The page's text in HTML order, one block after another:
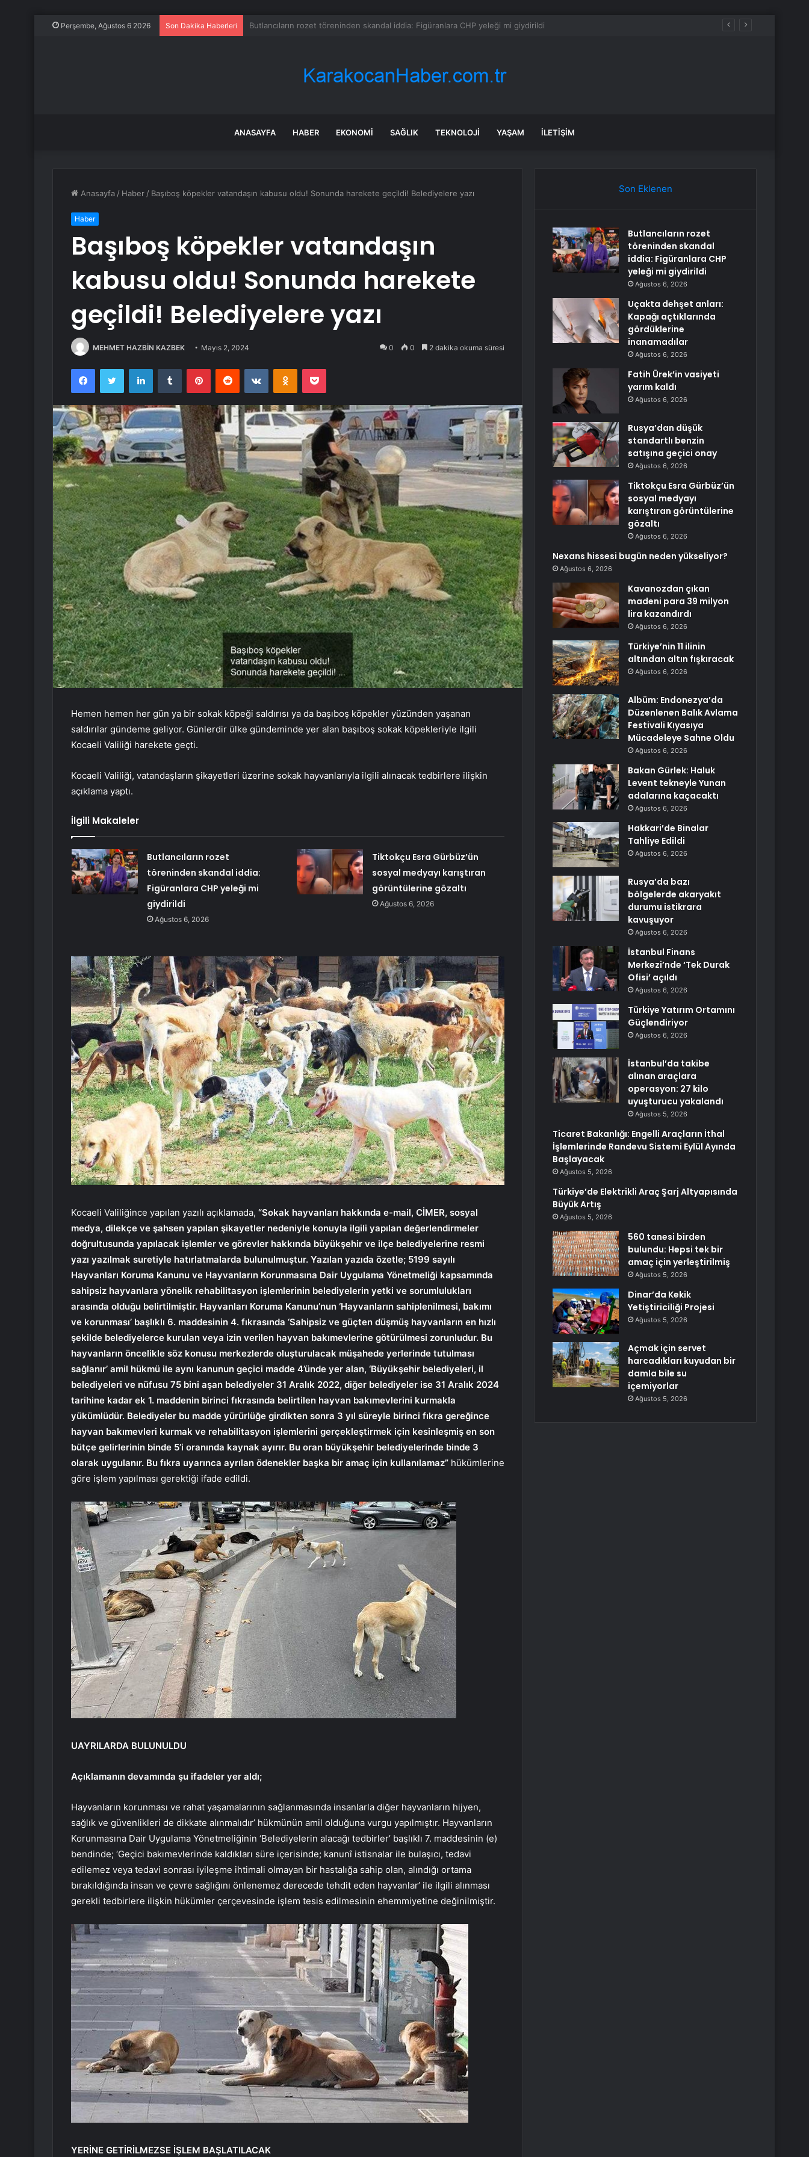
Perşembe, Ağustos 6 2026 Son Dakika Haberleri Uçakta dehşet anları: Kapağı açtıklarında gördüklerine inanamadılar
ANASAYFA HABER EKONOMI SAĞLIK TEKNOLOJI YAŞAM İLETIŞIM
Anasayfa / Haber / Başıboş köpekler vatandaşın kabusu oldu! Sonunda harekete geçildi! Belediyelere yazı
Haber
Başıboş köpekler vatandaşın
kabusu oldu! Sonunda harekete
geçildi! Belediyelere yazı
MEHMET HAZBİN KAZBEK Mayıs 2, 2024 0 0 2 dakika okuma süresi
FacebookTwitter LinkedInTumblr PinterestReddit VKontakteOdnoklassniki
Pocket
Hemen hemen her gün ya bir sokak köpeği saldırısı ya da başıboş köpekler yüzünden yaşanan
saldırılar gündeme geliyor. Günlerdir ülke gündeminde yer alan başıboş sokak köpekleriyle ilgili
Kocaeli Valiliği harekete geçti.
Kocaeli Valiliği, vatandaşların şikayetleri üzerine sokak hayvanlarıyla ilgili alınacak tedbirlere ilişkin
açıklama yaptı.
İlgili Makaleler
Butlancıların rozet
töreninden skandal iddia:
Figüranlara CHP yeleği mi
giydirildi
Ağustos 6, 2026
Tiktokçu Esra Gürbüz’ün
sosyal medyayı karıştıran
görüntülerine gözaltı
Ağustos 6, 2026
Kocaeli Valiliğince yapılan yazılı açıklamada, “Sokak hayvanları hakkında e-mail, CİMER, sosyal
medya, dilekçe ve şahsen yapılan şikayetler nedeniyle konuyla ilgili yapılan değerlendirmeler
doğrultusunda yapılacak işlemler ve görevler hakkında büyükşehir ve ilçe belediyelerine resmi
yazı yazılmak suretiyle hatırlatmalarda bulunulmuştur. Yazılan yazıda özetle; 5199 sayılı
Hayvanları Koruma Kanunu ve Hayvanların Korunmasına Dair Uygulama Yönetmeliği kapsamında
sahipsiz hayvanlara yönelik rehabilitasyon işlemlerinin belediyelerin yetki ve sorumlulukları
arasında olduğu belirtilmiştir. Hayvanları Koruma Kanunu’nun ‘Hayvanların sahiplenilmesi, bakımı
ve korunması’ başlıklı 6. maddesinin 4. fıkrasında ‘Sahipsiz ve güçten düşmüş hayvanların en hızlı
şekilde belediyelerce kurulan veya izin verilen hayvan bakımevlerine götürülmesi zorunludur. Bu
hayvanların öncelikle söz konusu merkezlerde oluşturulacak müşahede yerlerinde tutulması
sağlanır’ amil hükmü ile aynı kanunun geçici madde 4’ünde yer alan, ‘Büyükşehir belediyeleri, il
belediyeleri ve nüfusu 75 bini aşan belediyeler 31 Aralık 2022, diğer belediyeler ise 31 Aralık 2024
tarihine kadar ek 1. maddenin birinci fıkrasında belirtilen hayvan bakımevlerini kurmakla
yükümlüdür. Belediyeler bu madde yürürlüğe girdikten sonra 3 yıl süreyle birinci fıkra gereğince
hayvan bakımevleri kurmak ve rehabilitasyon işlemlerini gerçekleştirmek için kesinleşmiş en son
bütçe gelirlerinin binde 5’i oranında kaynak ayırır. Bu oran büyükşehir belediyelerinde binde 3
olarak uygulanır. Bu fıkra uyarınca ayrılan ödenekler başka bir amaç için kullanılamaz” hükümlerine
göre işlem yapılması gerektiği ifade edildi.
UAYRILARDA BULUNULDU
Açıklamanın devamında şu ifadeler yer aldı;
Hayvanların korunması ve rahat yaşamalarının sağlanmasında insanlarla diğer hayvanların hijyen,
sağlık ve güvenlikleri de dikkate alınmalıdır’ hükmünün amil olduğuna vurgu yapılmıştır. Hayvanların
Korunmasına Dair Uygulama Yönetmeliğinin ‘Belediyelerin alacağı tedbirler’ başlıklı 7. maddesinin (e)
bendinde; ‘Geçici bakımevlerinde kaldıkları süre içerisinde; kanunî istisnalar ile bulaşıcı, tedavi
edilemez veya tedavi sonrası iyileşme ihtimali olmayan bir hastalığa sahip olan, alındığı ortama
bırakıldığında insan ve çevre sağlığını önlenemez derecede tehdit eden hayvanlar’ ile ilgili alınması
gerekli tedbirlere ilişkin hükümler çerçevesinde işlem tesis edilmesinin ehemmiyetine değinilmiştir.
YERİNE GETİRİLMEZSE İŞLEM BAŞLATILACAK
Son Eklenen
Butlancıların rozet
töreninden skandal
iddia: Figüranlara CHP
yeleği mi giydirildi
Ağustos 6, 2026
Uçakta dehşet anları:
Kapağı açtıklarında
gördüklerine
inanamadılar
Ağustos 6, 2026
Fatih Ürek’in vasiyeti
yarım kaldı
Ağustos 6, 2026
Rusya’dan düşük
standartlı benzin
satışına geçici onay
Ağustos 6, 2026
Tiktokçu Esra Gürbüz’ün
sosyal medyayı
karıştıran görüntülerine
gözaltı
Ağustos 6, 2026
Nexans hissesi bugün neden yükseliyor?
Ağustos 6, 2026
Kavanozdan çıkan
madeni para 39 milyon
lira kazandırdı
Ağustos 6, 2026
Türkiye’nin 11 ilinin
altından altın fışkıracak
Ağustos 6, 2026
Albüm: Endonezya’da
Düzenlenen Balık Avlama
Festivali Kıyasıya
Mücadeleye Sahne Oldu
Ağustos 6, 2026
Bakan Gürlek: Haluk
Levent tekneyle Yunan
adalarına kaçacaktı
Ağustos 6, 2026
Hakkari’de Binalar
Tahliye Edildi
Ağustos 6, 2026
Rusya’da bazı
bölgelerde akaryakıt
durumu istikrara
kavuşuyor
Ağustos 6, 2026
İstanbul Finans
Merkezi’nde ‘Tek Durak
Ofisi’ açıldı
Ağustos 6, 2026
Türkiye Yatırım Ortamını
Güçlendiriyor
Ağustos 6, 2026
İstanbul’da takibe
alınan araçlara
operasyon: 27 kilo
uyuşturucu yakalandı
Ağustos 5, 2026
Ticaret Bakanlığı: Engelli Araçların İthal
İşlemlerinde Randevu Sistemi Eylül Ayında
Başlayacak
Ağustos 5, 2026
Türkiye’de Elektrikli Araç Şarj Altyapısında
Büyük Artış
Ağustos 5, 2026
560 tanesi birden
bulundu: Hepsi tek bir
amaç için yerleştirilmiş
Ağustos 5, 2026
Dinar’da Kekik
Yetiştiriciliği Projesi
Ağustos 5, 2026
Açmak için servet
harcadıkları kuyudan bir
damla bile su
içemiyorlar
Ağustos 5, 2026